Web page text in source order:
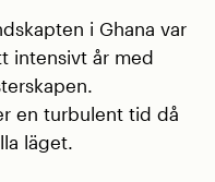
i Ghana var
intensivt år med
en turbulent tid då
läget.